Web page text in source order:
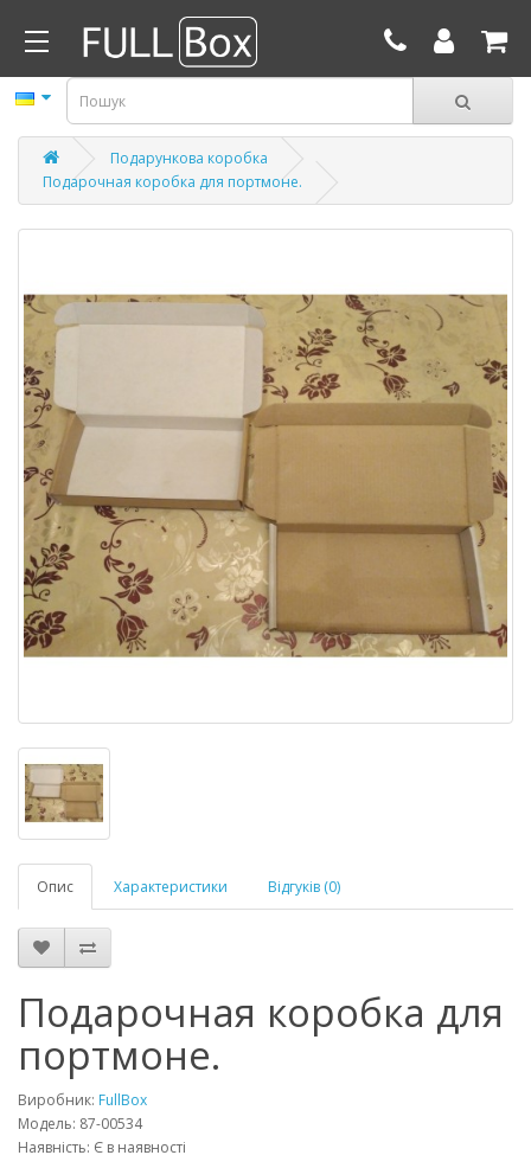
Подарункова коробка
Подарочная коробка для портмоне.
Опис Характеристики Відгуків (0)
Подарочная коробка для
портмоне.
Виробник: FullBox
Модель: 87-00534
Наявність: Є в наявності